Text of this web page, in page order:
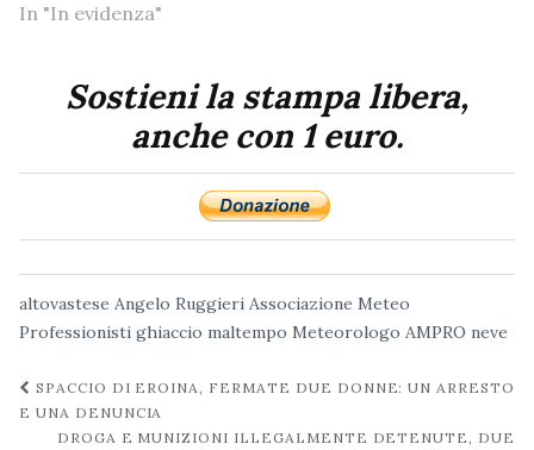
In "In evidenza"
Sostieni la stampa libera,
anche con 1 euro.
altovastese Angelo Ruggieri Associazione Meteo
Professionisti ghiaccio maltempo Meteorologo AMPRO neve
Navigazione
post
SPACCIO DI EROINA, FERMATE DUE DONNE: UN ARRESTO
E UNA DENUNCIA
DROGA E MUNIZIONI ILLEGALMENTE DETENUTE, DUE